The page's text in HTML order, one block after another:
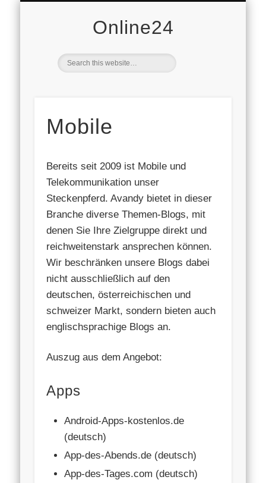
Online24
Mobile
Bereits seit 2009 ist Mobile und
Telekommunikation unser
Steckenpferd. Avandy bietet in dieser
Branche diverse Themen-Blogs, mit
denen Sie Ihre Zielgruppe direkt und
reichweitenstark ansprechen können.
Wir beschränken unsere Blogs dabei
nicht ausschließlich auf den
deutschen, österreichischen und
schweizer Markt, sondern bieten auch
englischsprachige Blogs an.
Auszug aus dem Angebot:
Apps
Android-Apps-kostenlos.de
(deutsch)
App-des-Abends.de (deutsch)
App-des-Tages.com (deutsch)